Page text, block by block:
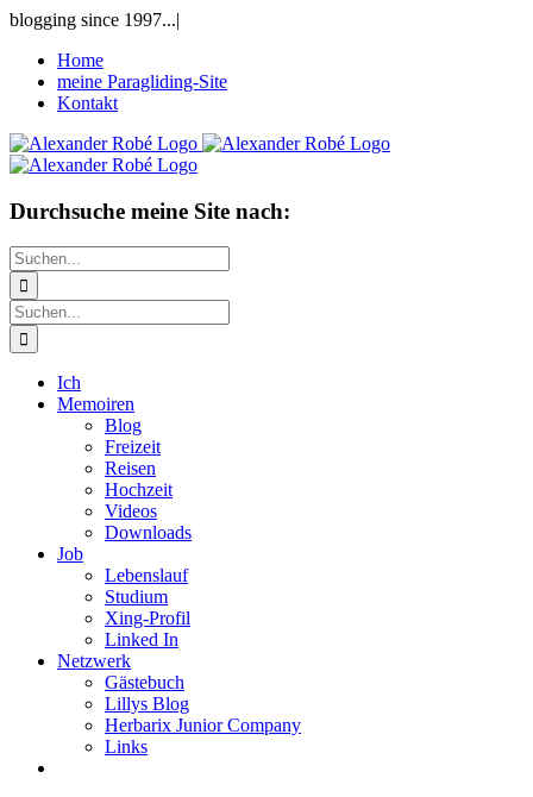
Zum
springen
blogging since 1997...|
Home
meine Paragliding-Site
Kontakt
Durchsuche meine Site nach:
Suche
nach:
Suche
nach:
Ich
Memoiren
Blog
Freizeit
Reisen
Hochzeit
Videos
Downloads
Job
Lebenslauf
Studium
Xing-Profil
Linked In
Netzwerk
Gästebuch
Lillys Blog
Herbarix Junior Company
Links